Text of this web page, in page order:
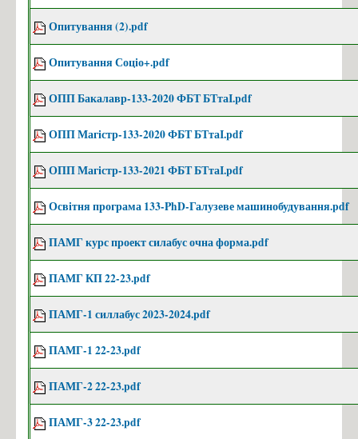
Опитування (2).pdf
Опитування Соціо+.pdf
ОПП Бакалавр-133-2020 ФБТ БТтаІ.pdf
ОПП Магістр-133-2020 ФБТ БТтаІ.pdf
ОПП Магістр-133-2021 ФБТ БТтаІ.pdf
Освітня програма 133-PhD-Галузеве машинобудування.pdf
ПАМГ курс проект силабус очна форма.pdf
ПАМГ КП 22-23.pdf
ПАМГ-1 силлабус 2023-2024.pdf
ПАМГ-1 22-23.pdf
ПАМГ-2 22-23.pdf
ПАМГ-3 22-23.pdf